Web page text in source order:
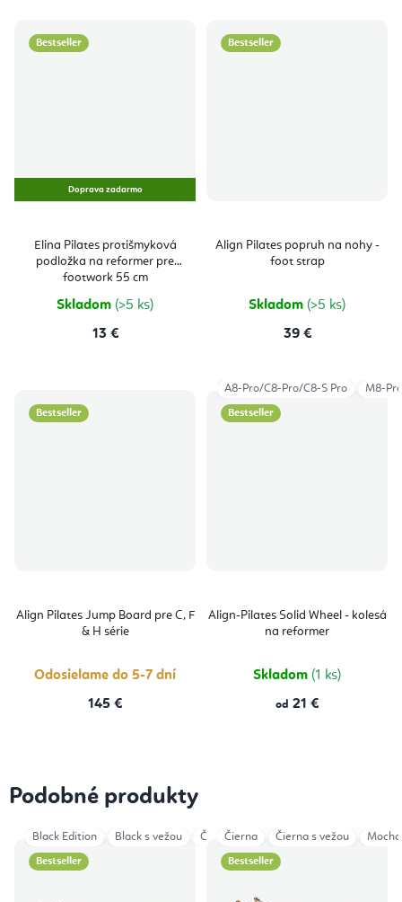
Bestseller
Doprava zadarmo
Elina Pilates protišmyková
podložka na reformer pre
footwork 55 cm
Skladom (>5 ks)
13 €
Bestseller
Align Pilates popruh na nohy -
foot strap
Skladom (>5 ks)
39 €
Bestseller
Align Pilates Jump Board pre C, F
& H série
Odosielame do 5-7 dní
145 €
Bestseller
Align-Pilates Solid Wheel - kolesá
na reformer
Skladom (1 ks)
od 21 €
A8-Pro/C8-Pro/C8-S Pro M8-Pro
Podobné produkty
Bestseller
Black Edition Black s vežou Čierna Čierna s vežou Mocha
Bestseller
Čierna Čierna s vežou Mocha